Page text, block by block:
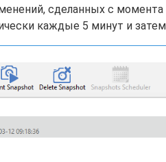
сделанных с
каждые 5 минут и